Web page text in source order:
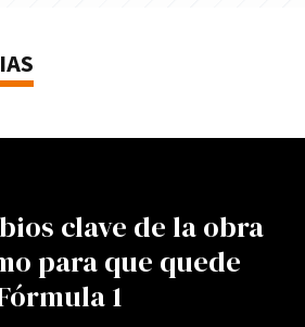
clave de la obra
para que quede
1